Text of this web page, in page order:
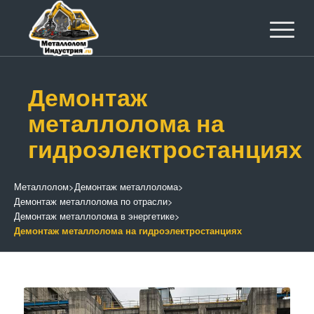
Демонтаж
металлолома на
гидроэлектростанциях
Металлолом>Демонтаж металлолома>
Демонтаж металлолома по отрасли>
Демонтаж металлолома в энергетике>
Демонтаж металлолома на гидроэлектростанциях